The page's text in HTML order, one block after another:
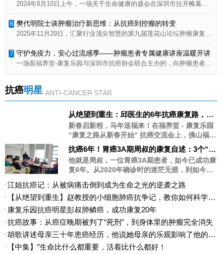
2024年8月10日上午，一场关于生命健康的盛会在深圳市拉开帷幕！由福养堂康复乐园与深圳市抗癌协会联合举办的“肿瘤康复大讲堂”开讲、暨肿瘤康复志愿服务队成立仪式在位于深圳市福田区上步中路上步信托大楼的福养堂中医馆隆重举行。肿瘤康复领域的专家、志愿者代表、肿瘤患者齐聚一堂。
6 樊代明院士谈肿瘤治疗新思维：从抗癌到控瘤的转变
2025年11月29日，汇聚行业顶尖智慧的第九届莲花山论坛肿瘤康复名家专场在深圳成功举行并圆满落幕。论坛中在中国工程院樊代明院士做了《肿瘤学的转向》主题报告。
7 守护免疫力，安心过流感季——肿瘤患者专属健康讲座温暖开讲
一场面福养堂-康复乐园与深圳市抗癌协会联合主办的，向肿瘤患者的健康公益讲座在深圳福田区深圳福养堂综合中医诊所暖心举行。本次活动以“守护免疫力，安心过流感季”为主题，旨在为肿瘤患者及其家属提供专业的康复指导与情感支持，助力他们科学应对流感高发季节，平稳度过康复期。
8
2021第二届肿瘤康复羊城论坛暨康复乐园23周年庆圆满进行
恶性肿瘤（癌症）已经成为严重威胁中国人群健康的主要公共卫生问题之一，根据最新的统计数据显示，恶性肿瘤死亡占居民全部死因的23.91％，且近十几年来恶性肿瘤的发病死亡均呈持续上升态势,每年恶性肿瘤所致的医疗花费超过2200亿，防控形势严峻。目前，我国总体癌症5年生存率与发达国家相比仍有不小差距，癌症防治形势依然严峻. 然而癌症病人在出院后，很多没有进行系统有效全程地康复后继治疗，很大一部分出现复发转移，最后无法再进行治疗，这也是目前癌症康复方面的空白。 为了更好的推动肿瘤康复工作，帮助提高肿瘤患者的生存率和生存时间。12月18日，广东康复乐园联合广东省保健协会肿瘤防治与康复分会特举办本次肿瘤康复高峰论坛。
10
12月16日，由广东省健康教育协会、广东省保健协会肿瘤防治与康复专业委员会、各大医院权威肿瘤专家联合广东康复乐园共同举办粤港澳大湾区首届肿瘤康复羊城论坛暨康复乐园20周年庆典在广州亚洲国际大酒店隆重举行。国内知名肿瘤专家和200多名肿瘤患者、家属朋友们齐聚一堂，交流关于肿瘤防治、康复经验等，专家们表示：健康的心理和生活方式对于肿瘤康复至关重要。
11第28届肿瘤周活动，权威专家在线公益讲座与义诊活动精彩回放
第28届肿瘤周活动，权威专家在线公益讲座与义诊活动精彩回放
12“温情”与“智慧”让他们的抗癌之路更从容
13胃癌14年的抗癌康复心得
抗癌明星 ANTI-CANCER STAR
从绝望到重生：邱医生的6年抗癌康复路，原
来晚期肺癌也能康复！她的秘诀就在这里
新春启新程，马年送福来！在福养堂 - 康复乐园
“康复之路从新春开始” 抗癌交流会上，佛山福养
堂 - 康复乐园抗癌勇士邱姐 —— 一位肺癌 4 期
转骨、成功康复 6 年的抗癌榜样，为各位病友送
上了最真挚的马年祝福：愿大家身体健康、事事
如意，更愿大家马上健康、马上康复、马上成
功，新的一年收获满满的福气与希望！同时邱姐
多提宝贵建议，让乐园的康复服务更贴合病友们
的需求。
抗癌6年！胃癌3A期周叔的康复自述：3个“相
信”，把绝境走成坦途
他就是周叔，一位胃癌3A期患者，如今已成功康
复6年。从2020年确诊时的迷茫无措，到如今能
的老母亲，周叔用自己的亲身经历，告诉每一位
抗癌战友：癌症从不是绝境，只要心怀希望、找
对方向，就能走出属于自己的康复之路。
江姐抗癌记：从被病痛击倒到成为生命之光的逆袭之路
【从绝望到重生】赵教授的小细胞肺癌抗争记，教你如何科学抗癌
康复乐园抗癌明星彭叔肺鳞癌，成功康复20年
抗癌故事：从癌症晚期被判了“死刑”，到身体里的肿瘤完全消失
胡歌讲述母亲三十年患癌经历，他说她母亲的乐观影响了他的一生
【中集】”生命比什么都重要，活着比什么都好！